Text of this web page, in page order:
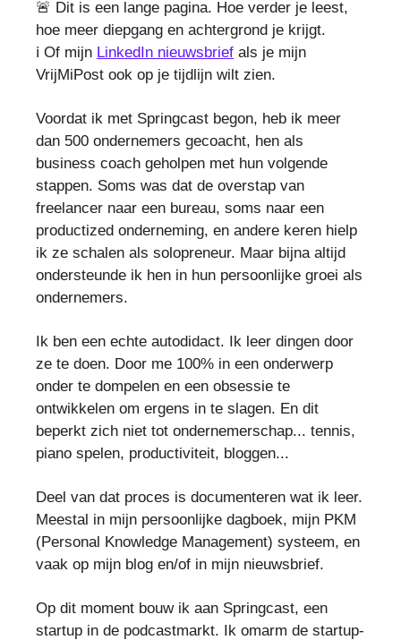
🚨 Dit is een lange pagina. Hoe verder je leest,
hoe meer diepgang en achtergrond je krijgt.
ℹ️ Of mijn LinkedIn nieuwsbrief als je mijn
VrijMiPost ook op je tijdlijn wilt zien.
Voordat ik met Springcast begon, heb ik meer
dan 500 ondernemers gecoacht, hen als
business coach geholpen met hun volgende
stappen. Soms was dat de overstap van
freelancer naar een bureau, soms naar een
productized onderneming, en andere keren hielp
ik ze schalen als solopreneur. Maar bijna altijd
ondersteunde ik hen in hun persoonlijke groei als
ondernemers.
Ik ben een echte autodidact. Ik leer dingen door
ze te doen. Door me 100% in een onderwerp
onder te dompelen en een obsessie te
ontwikkelen om ergens in te slagen. En dit
beperkt zich niet tot ondernemerschap... tennis,
piano spelen, productiviteit, bloggen...
Deel van dat proces is documenteren wat ik leer.
Meestal in mijn persoonlijke dagboek, mijn PKM
(Personal Knowledge Management) systeem, en
vaak op mijn blog en/of in mijn nieuwsbrief.
Op dit moment bouw ik aan Springcast, een
startup in de podcastmarkt. Ik omarm de startup-